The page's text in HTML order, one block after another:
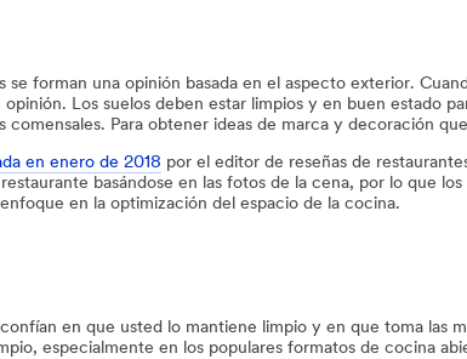
forman una opinión basada en el aspecto exterior.
Los suelos deben estar limpios y en buen estado
Para obtener ideas de marca y decoración
en enero de 2018 por el editor de reseñas de
basándose en las fotos de la cena, por lo que
en la optimización del espacio de la cocina.
en que usted lo mantiene limpio y en que toma las
especialmente en los populares formatos de cocina